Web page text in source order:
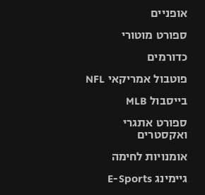
אופניים
ספורט מוטורי
כדורמים
פוטבול אמריקאי NFL
בייסבול MLB
ספורט אתגרי
ואקסטרים
אומנויות לחימה
גיימינג E-Sports